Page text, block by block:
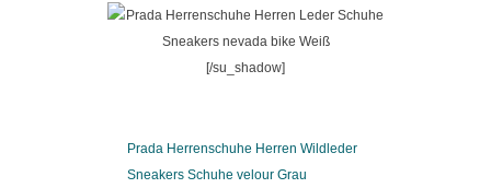
[/su_shadow]
Prada Herrenschuhe Herren Wildleder
Sneakers Schuhe velour Grau